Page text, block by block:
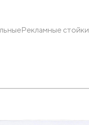
Рекламные стойки